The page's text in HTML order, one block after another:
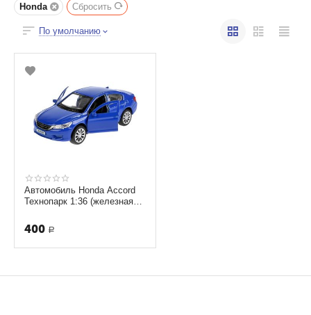
Honda Сбросить
По умолчанию
Автомобиль Honda Accord
Технопарк 1:36 (железная
400 Р